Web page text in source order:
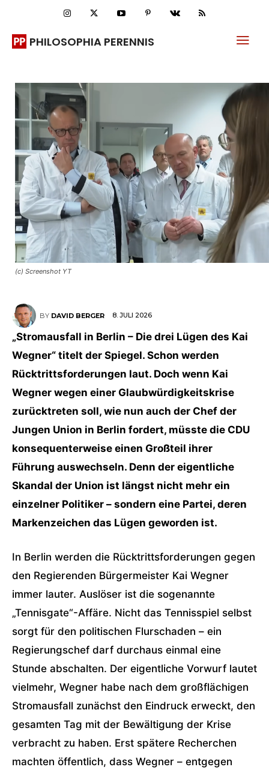
PHILOSOPHIA PERENNIS
(c) Screenshot YT
BY DAVID BERGER 8. JULI 2026
„Stromausfall in Berlin – Die drei Lügen des Kai
Wegner“ titelt der Spiegel. Schon werden
Rücktrittsforderungen laut. Doch wenn Kai
Wegner wegen einer Glaubwürdigkeitskrise
zurücktreten soll, wie nun auch der Chef der
Jungen Union in Berlin fordert, müsste die CDU
konsequenterweise einen Großteil ihrer
Führung auswechseln. Denn der eigentliche
Skandal der Union ist längst nicht mehr ein
einzelner Politiker – sondern eine Partei, deren
Markenzeichen das Lügen geworden ist.
In Berlin werden die Rücktrittsforderungen gegen
den Regierenden Bürgermeister Kai Wegner
immer lauter. Auslöser ist die sogenannte
„Tennisgate“-Affäre. Nicht das Tennisspiel selbst
sorgt für den politischen Flurschaden – ein
Regierungschef darf durchaus einmal eine
Stunde abschalten. Der eigentliche Vorwurf lautet
vielmehr, Wegner habe nach dem großflächigen
Stromausfall zunächst den Eindruck erweckt, den
gesamten Tag mit der Bewältigung der Krise
verbracht zu haben. Erst spätere Recherchen
machten öffentlich, dass Wegner – entgegen